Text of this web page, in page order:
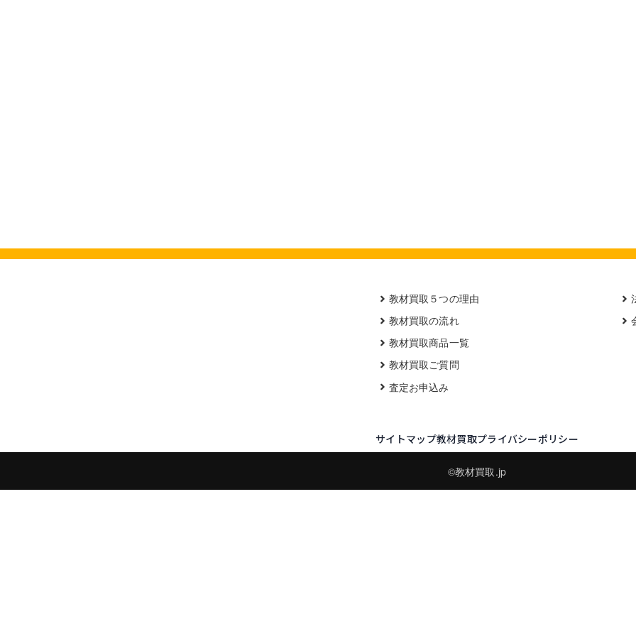
教材買取５つの理由
教材買取の流れ
教材買取商品一覧
教材買取ご質問
査定お申込み
サイトマップ教材買取プライバシーポリシー
©教材買取.jp